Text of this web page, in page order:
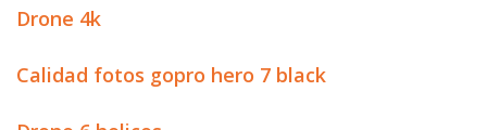
Drone 4k
Calidad fotos gopro hero 7 black